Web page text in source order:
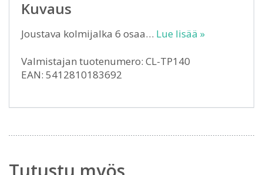
Kuvaus
Joustava kolmijalka 6 osaa… Lue lisää »
Valmistajan tuotenumero: CL-TP140
EAN: 5412810183692